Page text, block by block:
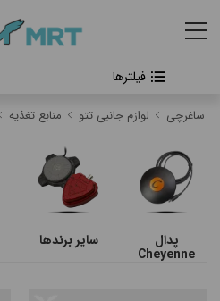
#بدون دسته بندی
#پن شارژی تتو
#پن شارژی CHEYENNE
#پن شارژی FK IRONS
ساغرچی لوازم جانبی تتو منابع تغذیه
پدال
Cheyenne
سایر برندها
فیلترها